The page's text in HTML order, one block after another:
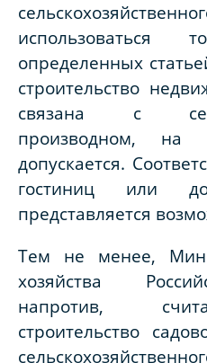
определенных
строительство
связана с
производном, на
допускается.
гостиниц или
представляется
Тем не менее,
хозяйства
напротив,
строительство